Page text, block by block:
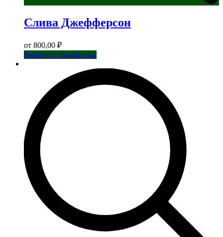
Слива Джефферсон
от 800,00 ₽
Выберите параметрыЭтот
вариаций.